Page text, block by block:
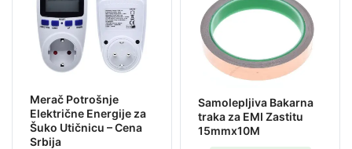
Merač Potrošnje
Električne Energije za
Šuko Utičnicu – Cena
Srbija
Samolepljiva Bakarna
traka za EMI Zastitu
15mmx10M